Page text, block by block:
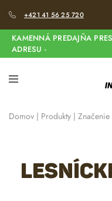
+421 41 56 25 720
KAMENNÁ PREDAJŇA
ADRESU -
Domov | Produkty |